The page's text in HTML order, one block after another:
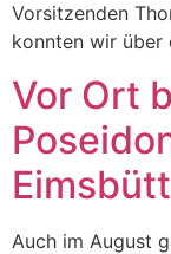
Vorsitzenden
konnten wir
Vor Ort
Auch im August